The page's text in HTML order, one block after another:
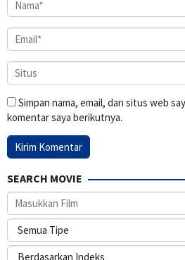
Simpan nama, email, dan situs web
komentar saya berikutnya.
SEARCH MOVIE